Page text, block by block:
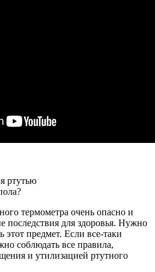
ртутью
термометра очень опасно и
последствия для здоровья. Нужно
этот предмет. Если все-таки
соблюдать все правила,
и утилизацией ртутного